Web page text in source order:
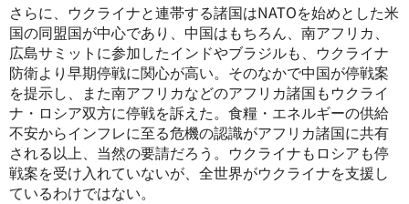
さらに、ウクライナと連帯する諸国はNATOを始めとした米
国の同盟国が中心であり、中国はもちろん、南アフリカ、
広島サミットに参加したインドやブラジルも、ウクライナ
防衛より早期停戦に関心が高い。そのなかで中国が停戦案
を提示し、また南アフリカなどのアフリカ諸国もウクライ
ナ・ロシア双方に停戦を訴えた。食糧・エネルギーの供給
不安からインフレに至る危機の認識がアフリカ諸国に共有
される以上、当然の要請だろう。ウクライナもロシアも停
戦案を受け入れていないが、全世界がウクライナを支援し
ているわけではない。